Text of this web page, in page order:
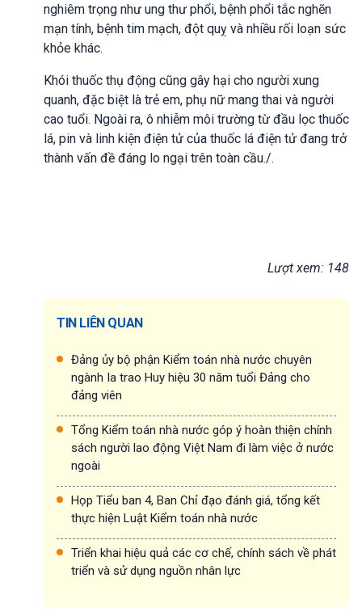
nghiêm trọng như ung thư phổi, bệnh phổi tắc nghẽn
mạn tính, bệnh tim mạch, đột quỵ và nhiều rối loạn sức
khỏe khác.
Khói thuốc thụ động cũng gây hại cho người xung
quanh, đặc biệt là trẻ em, phụ nữ mang thai và người
cao tuổi. Ngoài ra, ô nhiễm môi trường từ đầu lọc thuốc
lá, pin và linh kiện điện tử của thuốc lá điện tử đang trở
thành vấn đề đáng lo ngại trên toàn cầu./.
Lượt xem: 148
TIN LIÊN QUAN
Đảng ủy bộ phận Kiểm toán nhà nước chuyên
ngành Ia trao Huy hiệu 30 năm tuổi Đảng cho
đảng viên
Tổng Kiểm toán nhà nước góp ý hoàn thiện chính
sách người lao động Việt Nam đi làm việc ở nước
ngoài
Họp Tiểu ban 4, Ban Chỉ đạo đánh giá, tổng kết
thực hiện Luật Kiểm toán nhà nước
Triển khai hiệu quả các cơ chế, chính sách về phát
triển và sử dụng nguồn nhân lực